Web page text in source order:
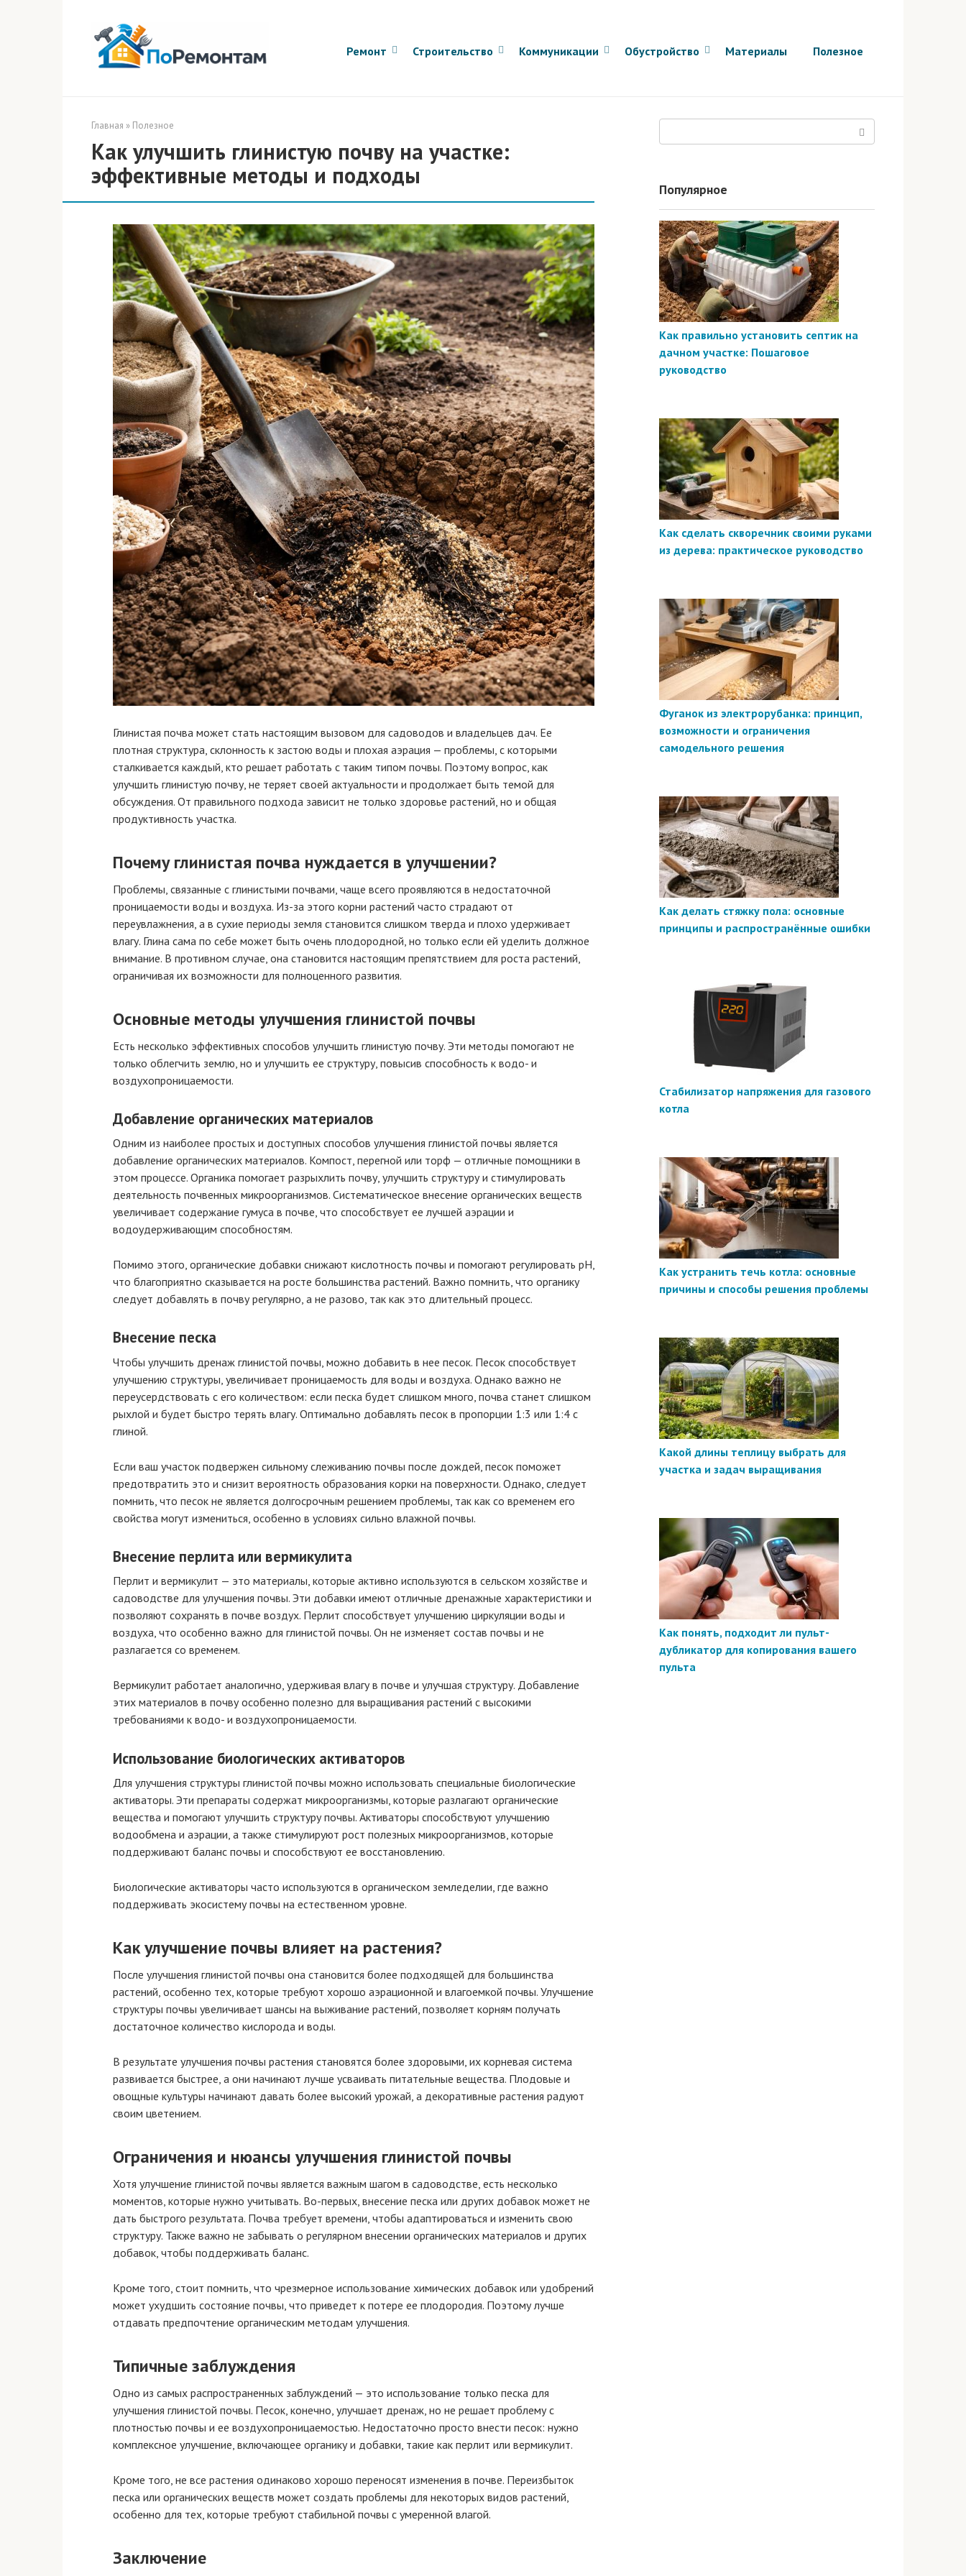
Ремонт Строительство Коммуникации Обустройство Материалы Полезное
Главная » Полезное
Как улучшить глинистую почву на участке:
эффективные методы и подходы
Глинистая почва может стать настоящим вызовом для садоводов и владельцев дач. Ее
плотная структура, склонность к застою воды и плохая аэрация — проблемы, с которыми
сталкивается каждый, кто решает работать с таким типом почвы. Поэтому вопрос, как
улучшить глинистую почву, не теряет своей актуальности и продолжает быть темой для
обсуждения. От правильного подхода зависит не только здоровье растений, но и общая
продуктивность участка.
Почему глинистая почва нуждается в улучшении?
Проблемы, связанные с глинистыми почвами, чаще всего проявляются в недостаточной
проницаемости воды и воздуха. Из-за этого корни растений часто страдают от
переувлажнения, а в сухие периоды земля становится слишком тверда и плохо удерживает
влагу. Глина сама по себе может быть очень плодородной, но только если ей уделить должное
внимание. В противном случае, она становится настоящим препятствием для роста растений,
ограничивая их возможности для полноценного развития.
Основные методы улучшения глинистой почвы
Есть несколько эффективных способов улучшить глинистую почву. Эти методы помогают не
только облегчить землю, но и улучшить ее структуру, повысив способность к водо- и
воздухопроницаемости.
Добавление органических материалов
Одним из наиболее простых и доступных способов улучшения глинистой почвы является
добавление органических материалов. Компост, перегной или торф — отличные помощники в
этом процессе. Органика помогает разрыхлить почву, улучшить структуру и стимулировать
деятельность почвенных микроорганизмов. Систематическое внесение органических веществ
увеличивает содержание гумуса в почве, что способствует ее лучшей аэрации и
водоудерживающим способностям.
Помимо этого, органические добавки снижают кислотность почвы и помогают регулировать pH,
что благоприятно сказывается на росте большинства растений. Важно помнить, что органику
следует добавлять в почву регулярно, а не разово, так как это длительный процесс.
Внесение песка
Чтобы улучшить дренаж глинистой почвы, можно добавить в нее песок. Песок способствует
улучшению структуры, увеличивает проницаемость для воды и воздуха. Однако важно не
переусердствовать с его количеством: если песка будет слишком много, почва станет слишком
рыхлой и будет быстро терять влагу. Оптимально добавлять песок в пропорции 1:3 или 1:4 с
глиной.
Если ваш участок подвержен сильному слеживанию почвы после дождей, песок поможет
предотвратить это и снизит вероятность образования корки на поверхности. Однако, следует
помнить, что песок не является долгосрочным решением проблемы, так как со временем его
свойства могут измениться, особенно в условиях сильно влажной почвы.
Внесение перлита или вермикулита
Перлит и вермикулит — это материалы, которые активно используются в сельском хозяйстве и
садоводстве для улучшения почвы. Эти добавки имеют отличные дренажные характеристики и
позволяют сохранять в почве воздух. Перлит способствует улучшению циркуляции воды и
воздуха, что особенно важно для глинистой почвы. Он не изменяет состав почвы и не
разлагается со временем.
Вермикулит работает аналогично, удерживая влагу в почве и улучшая структуру. Добавление
этих материалов в почву особенно полезно для выращивания растений с высокими
требованиями к водо- и воздухопроницаемости.
Использование биологических активаторов
Для улучшения структуры глинистой почвы можно использовать специальные биологические
активаторы. Эти препараты содержат микроорганизмы, которые разлагают органические
вещества и помогают улучшить структуру почвы. Активаторы способствуют улучшению
водообмена и аэрации, а также стимулируют рост полезных микроорганизмов, которые
поддерживают баланс почвы и способствуют ее восстановлению.
Биологические активаторы часто используются в органическом земледелии, где важно
поддерживать экосистему почвы на естественном уровне.
Как улучшение почвы влияет на растения?
После улучшения глинистой почвы она становится более подходящей для большинства
растений, особенно тех, которые требуют хорошо аэрационной и влагоемкой почвы. Улучшение
структуры почвы увеличивает шансы на выживание растений, позволяет корням получать
достаточное количество кислорода и воды.
В результате улучшения почвы растения становятся более здоровыми, их корневая система
развивается быстрее, а они начинают лучше усваивать питательные вещества. Плодовые и
овощные культуры начинают давать более высокий урожай, а декоративные растения радуют
своим цветением.
Ограничения и нюансы улучшения глинистой почвы
Хотя улучшение глинистой почвы является важным шагом в садоводстве, есть несколько
моментов, которые нужно учитывать. Во-первых, внесение песка или других добавок может не
дать быстрого результата. Почва требует времени, чтобы адаптироваться и изменить свою
структуру. Также важно не забывать о регулярном внесении органических материалов и других
добавок, чтобы поддерживать баланс.
Кроме того, стоит помнить, что чрезмерное использование химических добавок или удобрений
может ухудшить состояние почвы, что приведет к потере ее плодородия. Поэтому лучше
отдавать предпочтение органическим методам улучшения.
Типичные заблуждения
Одно из самых распространенных заблуждений — это использование только песка для
улучшения глинистой почвы. Песок, конечно, улучшает дренаж, но не решает проблему с
плотностью почвы и ее воздухопроницаемостью. Недостаточно просто внести песок: нужно
комплексное улучшение, включающее органику и добавки, такие как перлит или вермикулит.
Кроме того, не все растения одинаково хорошо переносят изменения в почве. Переизбыток
песка или органических веществ может создать проблемы для некоторых видов растений,
особенно для тех, которые требуют стабильной почвы с умеренной влагой.
Заключение
Популярное
Как правильно установить септик на
дачном участке: Пошаговое
руководство
Как сделать скворечник своими руками
из дерева: практическое руководство
Фуганок из электрорубанка: принцип,
возможности и ограничения
самодельного решения
Как делать стяжку пола: основные
принципы и распространённые ошибки
Стабилизатор напряжения для газового
котла
Как устранить течь котла: основные
причины и способы решения проблемы
Какой длины теплицу выбрать для
участка и задач выращивания
Как понять, подходит ли пульт-
дубликатор для копирования вашего
пульта